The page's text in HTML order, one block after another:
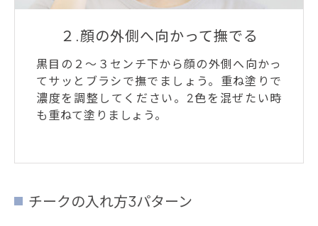
２.顔の外側へ向かって撫でる
黒目の２～３センチ下から顔の外側へ向かっ
てサッとブラシで撫でましょう。重ね塗りで
濃度を調整してください。2色を混ぜたい時
も重ねて塗りましょう。
チークの入れ方3パターン